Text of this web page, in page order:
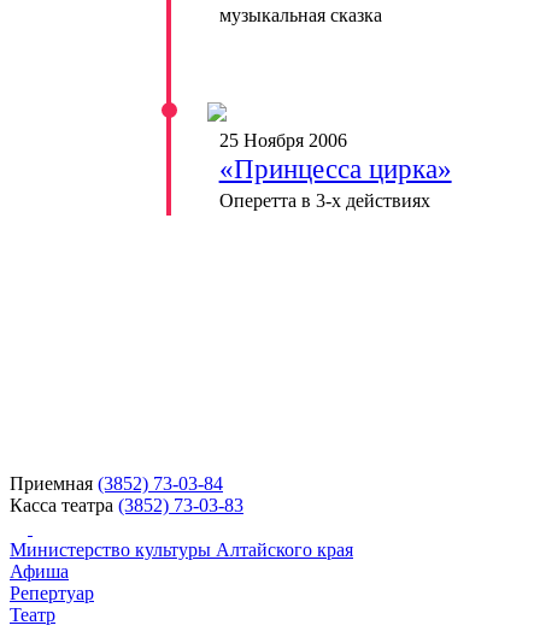
музыкальная сказка
25 Ноября 2006
«Принцесса цирка»
Оперетта в 3-х действиях
Приемная (3852) 73-03-84
Касса театра (3852) 73-03-83
Министерство культуры Алтайского края
Афиша
Репертуар
Театр